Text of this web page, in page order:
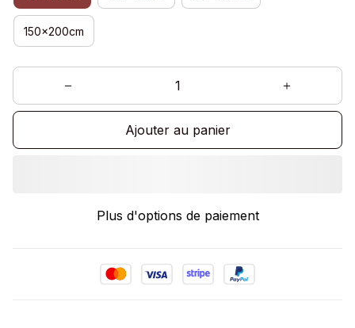
150x200cm
Ajouter au panier
Plus d'options de paiement